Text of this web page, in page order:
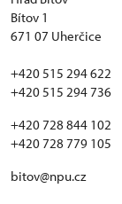
Bítov 1
671 07 Uherčice
+420 515 294 622
+420 515 294 736
+420 728 844 102
+420 728 779 105
bitov@npu.cz